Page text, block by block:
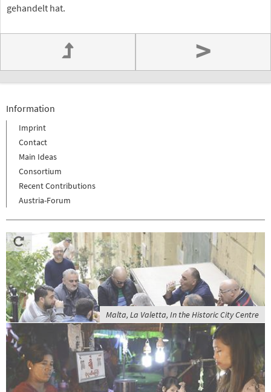
gehandelt hat.
>
Information
Imprint
Contact
Main Ideas
Consortium
Recent Contributions
Austria-Forum
Malta, La Valetta, In the Historic City Centre